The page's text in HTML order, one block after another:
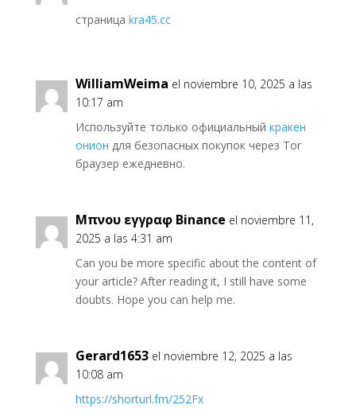
страница kra45.cc
WilliamWeima el noviembre 10, 2025 a las
10:17 am
Используйте только официальный кракен
онион для безопасных покупок через Tor
браузер ежедневно.
Μπνου εγγραφ Binance el noviembre 11,
2025 a las 4:31 am
Can you be more specific about the content of
your article? After reading it, I still have some
doubts. Hope you can help me.
Gerard1653 el noviembre 12, 2025 a las
10:08 am
https://shorturl.fm/252Fx